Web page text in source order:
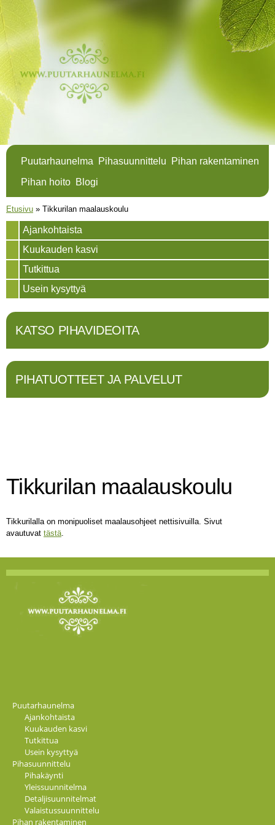
Puutarhaunelma Pihasuunnittelu
Pihan rakentaminen
Pihan hoito Blogi
Olet täällä
Etusivu » Tikkurilan maalauskoulu
Ajankohtaista
Kuukauden kasvi
Tutkittua
Usein kysyttyä
KATSO PIHAVIDEOITA
PIHATUOTTEET JA PALVELUT
Tikkurilan maalauskoulu
Tikkurilalla on monipuoliset maalausohjeet nettisivuilla. Sivut
avautuvat tästä.
Puutarhaunelma
Ajankohtaista
Kuukauden kasvi
Tutkittua
Usein kysyttyä
Pihasuunnittelu
Pihakäynti
Yleissuunnitelma
Detaljisuunnitelmat
Valaistussuunnittelu
Pihan rakentaminen